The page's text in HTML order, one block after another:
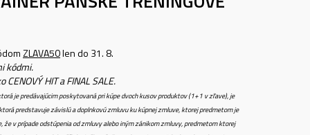
ZLAVA50len do 31. 8.
kódmi.
HIT a FINAL SALE.
je predávajúcim poskytovaná pri kúpe dvoch kusov produktov (1+1 v zľave), je
predstavuje závislú a doplnkovú zmluvu ku kúpnej zmluve, ktorej predmetom je
že v prípade odstúpenia od zmluvy alebo iným zánikom zmluvy, predmetom ktorej